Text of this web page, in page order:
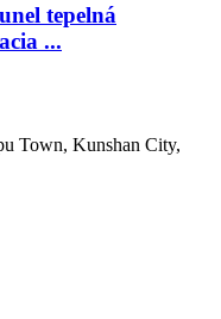
tepelná
...
Town, Kunshan City,